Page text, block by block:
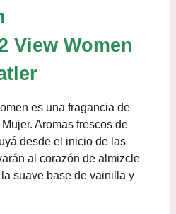
View Women
es una fragancia de
Aromas frescos de
desde el inicio de las
al corazón de almizcle
suave base de vainilla y